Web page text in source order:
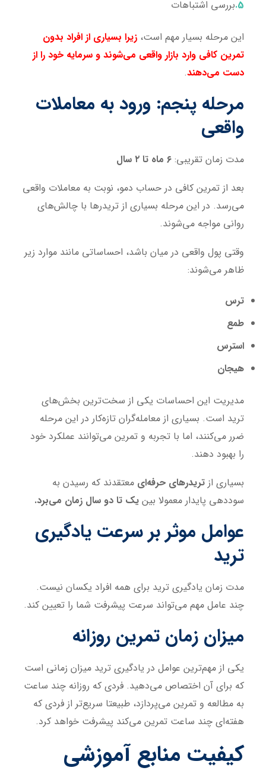
بررسی اشتباهات
این مرحله بسیار مهم است،زیرا بسیاری از افراد بدون
تمرین کافی وارد بازار واقعی می‌شوند و سرمایه خود را از
دست می‌دهند.
مرحله پنجم: ورود به معاملات
واقعی
مدت زمان تقریبی:۶ ماه تا ۲ سال
بعد از تمرین کافی در حساب دمو، نوبت به معاملات واقعی
می‌رسد. در این مرحله بسیاری از تریدرها با چالش‌های
روانی مواجه می‌شوند.
وقتی پول واقعی در میان باشد، احساساتی مانند موارد زیر
ظاهر می‌شوند:
ترس
طمع
استرس
هیجان
مدیریت این احساسات یکی از سخت‌ترین بخش‌های
ترید است. بسیاری از معامله‌گران تازه‌کار در این مرحله
ضرر می‌کنند، اما با تجربه و تمرین می‌توانند عملکرد خود
را بهبود دهند.
بسیاری ازتریدرهای حرفه‌ای معتقدند که رسیدن به
سوددهی پایدار معمولا بینیک تا دو سال زمان می‌برد.
عوامل موثر بر سرعت یادگیری
ترید
مدت زمان یادگیری ترید برای همه افراد یکسان نیست.
چند عامل مهم می‌تواند سرعت پیشرفت شما را تعیین کند.
میزان زمان تمرین روزانه
یکی از مهم‌ترین عوامل در یادگیری ترید میزان زمانی است
که برای آن اختصاص می‌دهید. فردی که روزانه چند ساعت
به مطالعه و تمرین می‌پردازد، طبیعتا سریع‌تر از فردی که
هفته‌ای چند ساعت تمرین می‌کند پیشرفت خواهد کرد.
کیفیت منابع آموزشی